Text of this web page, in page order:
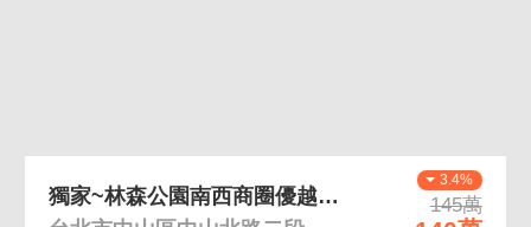
3.4%
145萬
獨家~林森公園南西商圈優越車位Ⅰ